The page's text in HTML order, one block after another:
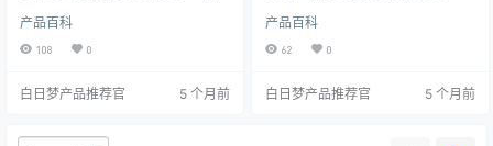
MK2版飞机杯的测评。这款飞机杯
以其独特的设计和出色的体验，受
吧。
产品百科
108 0
白日梦产品推荐官 5 个月前
樱-影遁术飞机杯。作为白日梦社区
的核心人物，老白我凭借多年的测
产品百科
62 0
白日梦产品推荐官 5 个月前